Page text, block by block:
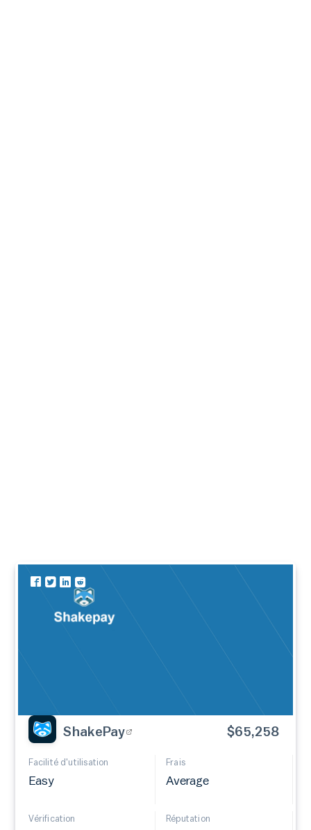
ShakePay $65,258
Facilité d'utilisation
Easy
Frais
Average
Vérification Réputation